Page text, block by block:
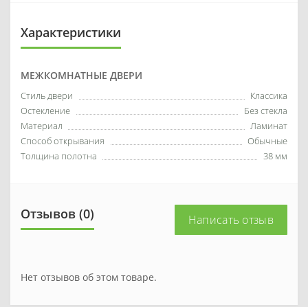
Характеристики
МЕЖКОМНАТНЫЕ ДВЕРИ
Стиль двери
Классика
Остекление
Без стекла
Материал
Ламинат
Способ открывания
Обычные
Толщина полотна
38 мм
Отзывов (0) Написать отзыв
Нет отзывов об этом товаре.